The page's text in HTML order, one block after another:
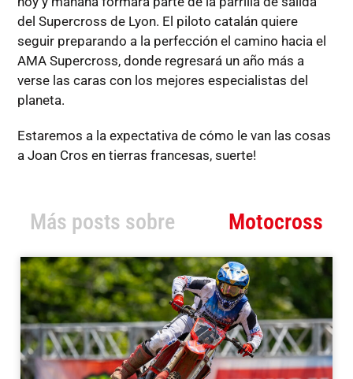
del Supercross de Lyon. El piloto catalán quiere
seguir preparando a la perfección el camino hacia el
AMA Supercross, donde regresará un año más a
verse las caras con los mejores especialistas del
planeta.
Estaremos a la expectativa de cómo le van las cosas
a Joan Cros en tierras francesas, suerte!
Más posts sobre Motocross